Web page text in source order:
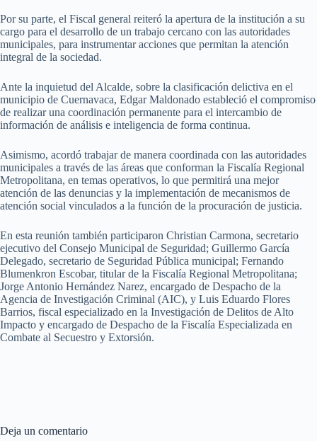
Por su parte, el Fiscal general reiteró la apertura de la institución a su
cargo para el desarrollo de un trabajo cercano con las autoridades
municipales, para instrumentar acciones que permitan la atención
integral de la sociedad.
Ante la inquietud del Alcalde, sobre la clasificación delictiva en el
municipio de Cuernavaca, Edgar Maldonado estableció el compromiso
de realizar una coordinación permanente para el intercambio de
información de análisis e inteligencia de forma continua.
Asimismo, acordó trabajar de manera coordinada con las autoridades
municipales a través de las áreas que conforman la Fiscalía Regional
Metropolitana, en temas operativos, lo que permitirá una mejor
atención de las denuncias y la implementación de mecanismos de
atención social vinculados a la función de la procuración de justicia.
En esta reunión también participaron Christian Carmona, secretario
ejecutivo del Consejo Municipal de Seguridad; Guillermo García
Delegado, secretario de Seguridad Pública municipal; Fernando
Blumenkron Escobar, titular de la Fiscalía Regional Metropolitana;
Jorge Antonio Hernández Narez, encargado de Despacho de la
Agencia de Investigación Criminal (AIC), y Luis Eduardo Flores
Barrios, fiscal especializado en la Investigación de Delitos de Alto
Impacto y encargado de Despacho de la Fiscalía Especializada en
Combate al Secuestro y Extorsión.
Deja un comentario